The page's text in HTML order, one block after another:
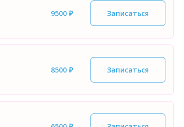
9500 ₽ Записаться
8500 ₽ Записаться